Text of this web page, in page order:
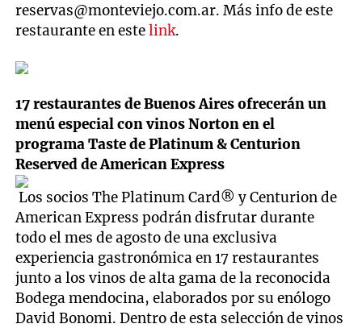
reservas@monteviejo.com.ar. Más info de este
restaurante en estelink.
17 restaurantes de Buenos Aires ofrecerán un
menú especial con vinos Norton en el
programaTaste de Platinum & Centurion
Reserved de American Express
Los socios The Platinum Card® y Centurion de
American Express podrán disfrutar durante
todo el mes de agosto de una exclusiva
experiencia gastronómica en 17 restaurantes
junto a los vinos de alta gama de la reconocida
Bodega mendocina, elaborados por su enólogo
David Bonomi. Dentro de esta selección de vinos